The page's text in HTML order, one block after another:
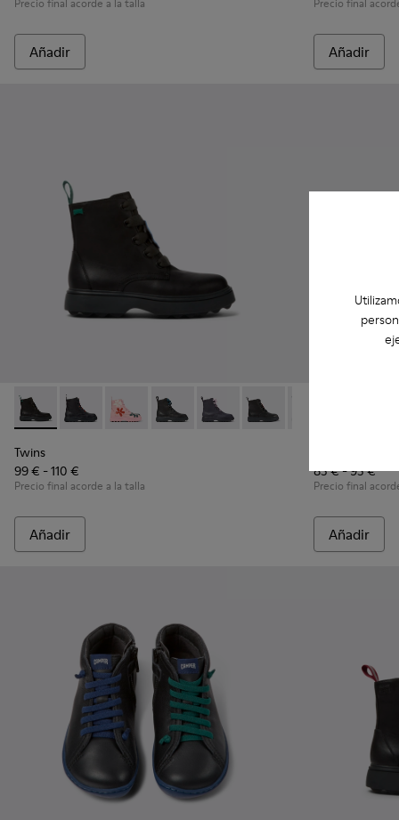
Precio final acorde a la talla
Añadir
Precio final
Añadir
Twins - K900150-012 - Botas de piel negras con cordones
Twins - K900150-021 - Botines de piel negros para
Twins - K900150-020
Twins - K900150-019 - Botines negros
Twins - K900150-018
Twins - K900150-017
Twins -Twins -
Twins
99 € - 110 €
Precio final acorde a la talla
Añadir
Drift Trail -
Drift
85 € - 95 €
Precio final
Añadir